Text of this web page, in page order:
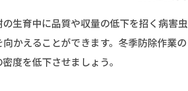
生育中に品質や収量の低下を招く病害虫
かえることができます。冬季防除作業の
度を低下させましょう。